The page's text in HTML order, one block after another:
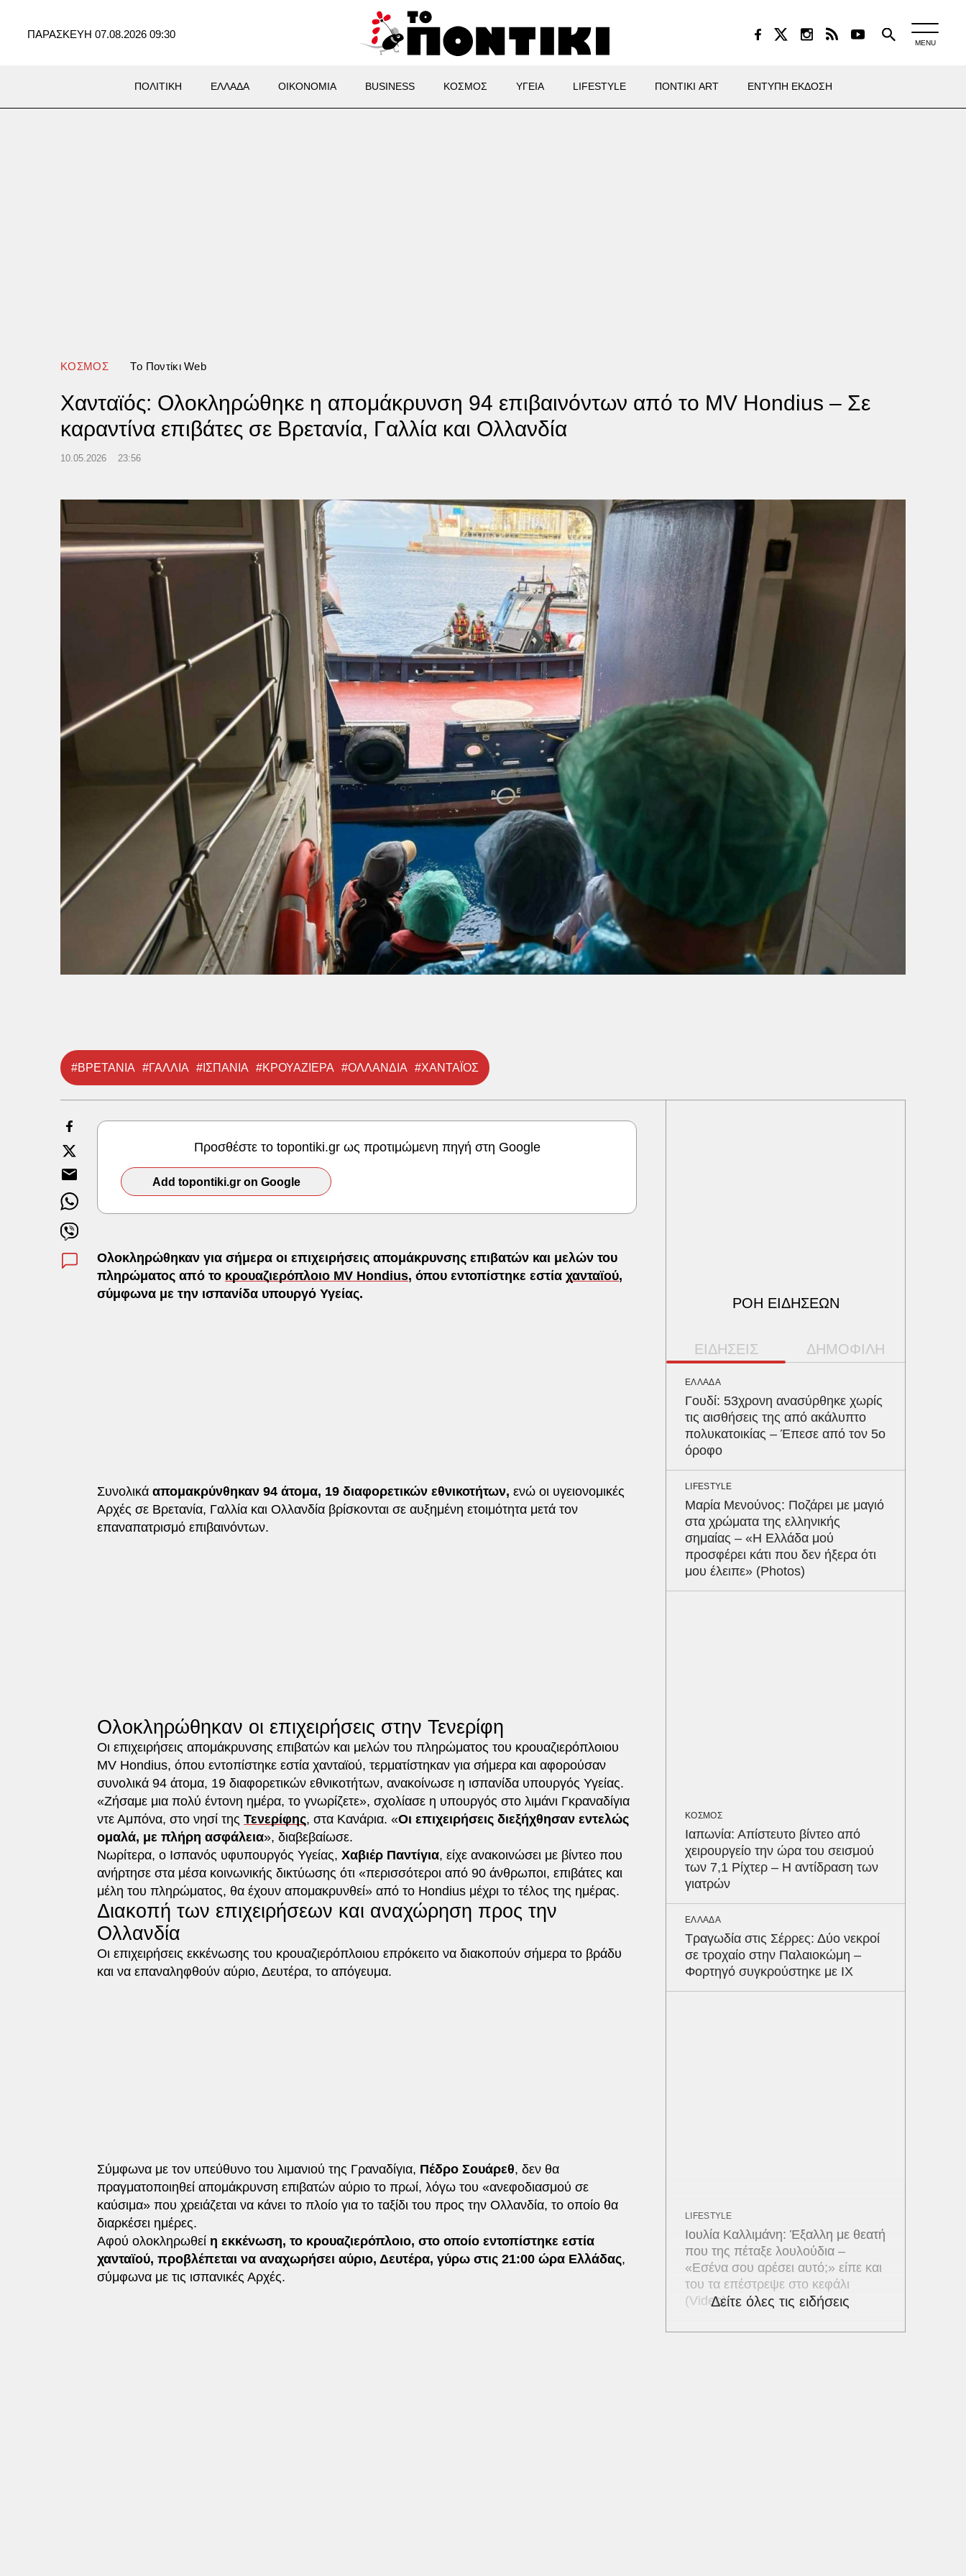
ΠΑΡΑΣΚΕΥΗ 07.08.2026 09:30
MENU
ΠΟΛΙΤΙΚΗ ΕΛΛΑΔΑ ΟΙΚΟΝΟΜΙΑ BUSINESS ΚΟΣΜΟΣ ΥΓΕΙΑ LIFESTYLE ΠΟΝΤΙΚΙ ART ΕΝΤΥΠΗ ΕΚΔΟΣΗ
ΚΟΣΜΟΣ Tο Ποντίκι Web
Χανταϊός: Ολοκληρώθηκε η απομάκρυνση 94 επιβαινόντων από το MV Hondius – Σε
καραντίνα επιβάτες σε Βρετανία, Γαλλία και Ολλανδία
10.05.2026 23:56
#ΒΡΕΤΑΝΙΑ #ΓΑΛΛΙΑ #ΙΣΠΑΝΙΑ #ΚΡΟΥΑΖΙΕΡΑ #ΟΛΛΑΝΔΙΑ #ΧΑΝΤΑΪΟΣ
Προσθέστε το topontiki.gr ως προτιμώμενη πηγή στη Google
Add topontiki.gr on Google
Ολοκληρώθηκαν για σήμερα οι επιχειρήσεις απομάκρυνσης επιβατών και μελών του
πληρώματος από το κρουαζιερόπλοιο MV Hondius, όπου εντοπίστηκε εστία χανταϊού,
σύμφωνα με την ισπανίδα υπουργό Υγείας.
Συνολικά απομακρύνθηκαν 94 άτομα, 19 διαφορετικών εθνικοτήτων, ενώ οι υγειονομικές
Αρχές σε Βρετανία, Γαλλία και Ολλανδία βρίσκονται σε αυξημένη ετοιμότητα μετά τον
επαναπατρισμό επιβαινόντων.
Ολοκληρώθηκαν οι επιχειρήσεις στην Τενερίφη
Οι επιχειρήσεις απομάκρυνσης επιβατών και μελών του πληρώματος του κρουαζιερόπλοιου
MV Hondius, όπου εντοπίστηκε εστία χανταϊού, τερματίστηκαν για σήμερα και αφορούσαν
συνολικά 94 άτομα, 19 διαφορετικών εθνικοτήτων, ανακοίνωσε η ισπανίδα υπουργός Υγείας.
«Ζήσαμε μια πολύ έντονη ημέρα, το γνωρίζετε», σχολίασε η υπουργός στο λιμάνι Γκραναδίγια
ντε Αμπόνα, στο νησί της Τενερίφης, στα Κανάρια. «Οι επιχειρήσεις διεξήχθησαν εντελώς
ομαλά, με πλήρη ασφάλεια», διαβεβαίωσε.
Νωρίτερα, ο Ισπανός υφυπουργός Υγείας, Χαβιέρ Παντίγια, είχε ανακοινώσει με βίντεο που
ανήρτησε στα μέσα κοινωνικής δικτύωσης ότι «περισσότεροι από 90 άνθρωποι, επιβάτες και
μέλη του πληρώματος, θα έχουν απομακρυνθεί» από το Hondius μέχρι το τέλος της ημέρας.
Διακοπή των επιχειρήσεων και αναχώρηση προς την
Ολλανδία
Οι επιχειρήσεις εκκένωσης του κρουαζιερόπλοιου επρόκειτο να διακοπούν σήμερα το βράδυ
και να επαναληφθούν αύριο, Δευτέρα, το απόγευμα.
Σύμφωνα με τον υπεύθυνο του λιμανιού της Γραναδίγια, Πέδρο Σουάρεθ, δεν θα
πραγματοποιηθεί απομάκρυνση επιβατών αύριο το πρωί, λόγω του «ανεφοδιασμού σε
καύσιμα» που χρειάζεται να κάνει το πλοίο για το ταξίδι του προς την Ολλανδία, το οποίο θα
διαρκέσει ημέρες.
Αφού ολοκληρωθεί η εκκένωση, το κρουαζιερόπλοιο, στο οποίο εντοπίστηκε εστία
χανταϊού, προβλέπεται να αναχωρήσει αύριο, Δευτέρα, γύρω στις 21:00 ώρα Ελλάδας,
σύμφωνα με τις ισπανικές Αρχές.
ΡΟΗ ΕΙΔΗΣΕΩΝ
ΕΙΔΗΣΕΙΣ ΔΗΜΟΦΙΛΗ
ΕΛΛΑΔΑ
Γουδί: 53χρονη ανασύρθηκε χωρίς
τις αισθήσεις της από ακάλυπτο
πολυκατοικίας – Έπεσε από τον 5ο
όροφο
LIFESTYLE
Μαρία Μενούνος: Ποζάρει με μαγιό
στα χρώματα της ελληνικής
σημαίας – «Η Ελλάδα μού
προσφέρει κάτι που δεν ήξερα ότι
μου έλειπε» (Photos)
ΚΟΣΜΟΣ
Ιαπωνία: Απίστευτο βίντεο από
χειρουργείο την ώρα του σεισμού
των 7,1 Ρίχτερ – Η αντίδραση των
γιατρών
ΕΛΛΑΔΑ
Τραγωδία στις Σέρρες: Δύο νεκροί
σε τροχαίο στην Παλαιοκώμη –
Φορτηγό συγκρούστηκε με ΙΧ
LIFESTYLE
Ιουλία Καλλιμάνη: Έξαλλη με θεατή
που της πέταξε λουλούδια –
«Εσένα σου αρέσει αυτό;» είπε και
του τα επέστρεψε στο κεφάλι
(Video)Δείτε όλες τις ειδήσεις